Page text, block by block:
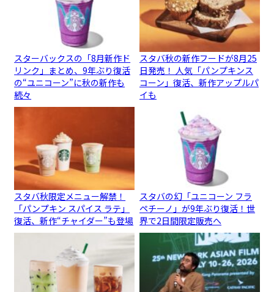
スターバックスの「8月新作ド
リンク」まとめ、9年ぶり復活
の“ユニコーン”に秋の新作も
続々
スタバ秋の新作フードが8月25
日発売！ 人気「パンプキンス
コーン」復活、新作アップルパ
イも
スタバ秋限定メニュー解禁！
「パンプキン スパイス ラテ」
復活、新作“チャイダー”も登場
スタバの幻「ユニコーン フラ
ペチーノ」が9年ぶり復活！世
界で2日間限定販売へ